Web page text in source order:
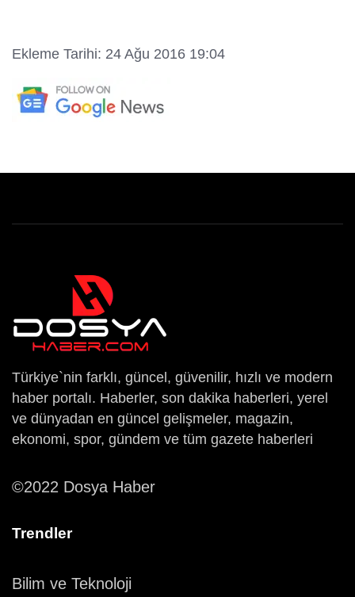
Ekleme Tarihi: 24 Ağu 2016 19:04
Türkiye`nin farklı, güncel, güvenilir, hızlı ve modern
haber portalı. Haberler, son dakika haberleri, yerel
ve dünyadan en güncel gelişmeler, magazin,
ekonomi, spor, gündem ve tüm gazete haberleri
©2022 Dosya Haber
Trendler
Bilim ve Teknoloji